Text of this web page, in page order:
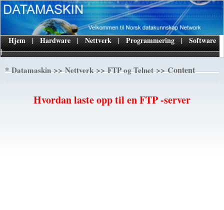
|
Hjem | Hardware | Nettverk | Programmering | Software
*Datamaskin>>Nettverk>>FTP og Telnet>> Content
Hvordan laste opp til en FTP -server